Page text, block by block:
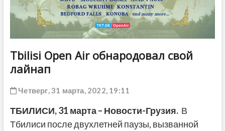
Tbilisi Open Air обнародовал свой
лайнап
Четверг, 31 марта, 2022, 19:11
ТБИЛИСИ, 31 марта – Новости-Грузия. В
Тбилиси после двухлетней паузы, вызванной